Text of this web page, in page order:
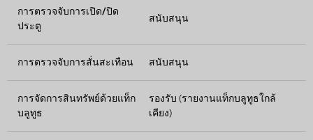
การตรวจจับการเปิด/ปิด
ประตู
สนับสนุน
การตรวจจับการสั่นสะเทือน สนับสนุน
การจัดการสินทรัพย์ด้วยแท็ก
บลูทูธ
รองรับ (รายงานแท็กบลูทูธใกล้
เคียง)